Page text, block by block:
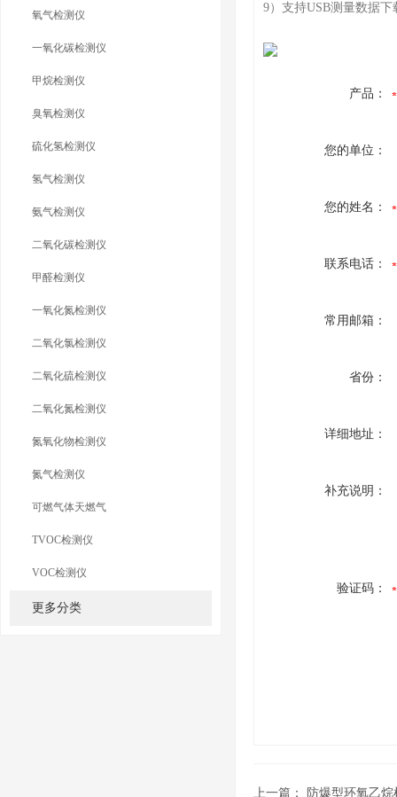
氧气检测仪
一氧化碳检测仪
甲烷检测仪
臭氧检测仪
硫化氢检测仪
氢气检测仪
氨气检测仪
二氧化碳检测仪
甲醛检测仪
一氧化氮检测仪
二氧化氯检测仪
二氧化硫检测仪
二氧化氮检测仪
氮氧化物检测仪
氮气检测仪
可燃气体天燃气
TVOC检测仪
VOC检测仪
更多分类
9）支持USB测量数据
产品：
您的单位：
您的姓名：
联系电话：
常用邮箱：
省份：
详细地址：
补充说明：
验证码：
上一篇： 防爆型环氧乙烷